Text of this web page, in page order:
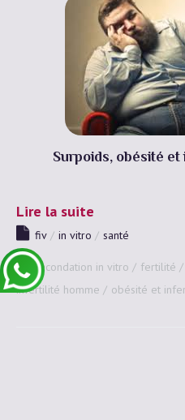
Surpoids, obésité
Lire la suite
fiv in vitro santé
fécondation in vitro fertilité
infertilité homme
obésité et